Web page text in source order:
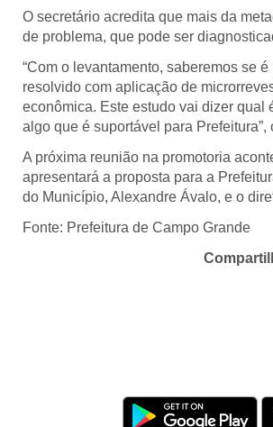
O secretário acredita que mais da
de problema, que pode ser
“Com o levantamento, saberemos se
resolvido com aplicação de
econômica. Este estudo vai dizer qual
algo que é suportável para Prefeitura”,
A próxima reunião na promotoria
apresentará a proposta para a
do Município, Alexandre Ávalo, e o
Fonte: Prefeitura de Campo Grande